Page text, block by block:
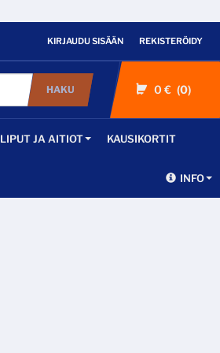
KIRJAUDU SISÄÄN REKISTERÖIDY
HAKU 0 € 0
LIPUT JA AITIOT KAUSIKORTIT
INFO